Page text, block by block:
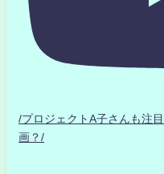
/プロジェクトA子さんも
画？/